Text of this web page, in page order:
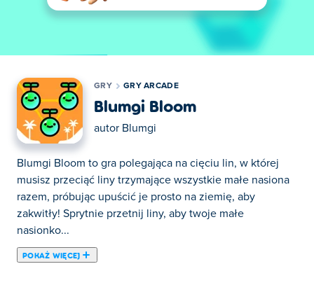
GRY GRY ARCADE
Blumgi Bloom
autor Blumgi
Blumgi Bloom to gra polegająca na cięciu lin, w której
musisz przeciąć liny trzymające wszystkie małe nasiona
razem, próbując upuścić je prosto na ziemię, aby
zakwitły! Sprytnie przetnij liny, aby twoje małe
nasionko...
POKAŻ WIĘCEJ